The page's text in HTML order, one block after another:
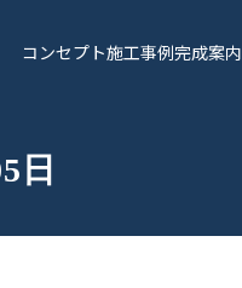
コンセプト施工事例完成案内
日